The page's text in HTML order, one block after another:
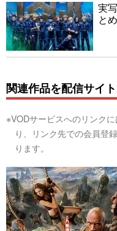
実
とめ
関連作品を配信サイ
※VODサービスへのリンク
り、リンク先での会員登
ります。